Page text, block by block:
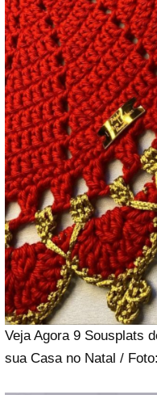
Veja Agora 9 Sousplats
sua Casa no Natal /